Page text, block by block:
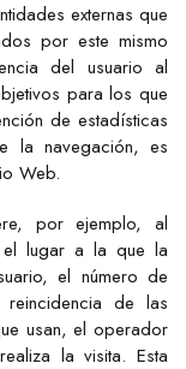
externas que
por este mismo
del usuario al
para los que
de estadísticas
la navegación, es
Web.
por ejemplo, al
el lugar a la que la
el número de
de las
usan, el operador
la visita. Esta